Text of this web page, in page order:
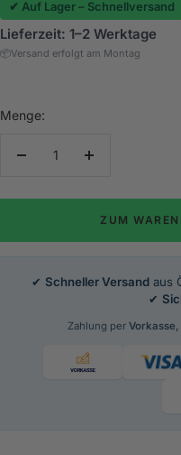
✔ Auf Lager – Schnellversand
Lieferzeit: 1–2 Werktage
📦Versand erfolgt am Montag
Menge:
Menge
Menge
ZUM
✔ Schneller Versandaus
✔
Zahlung per